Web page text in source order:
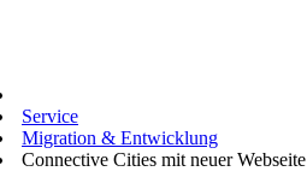
Service
Migration & Entwicklung
Connective Cities mit neuer Webseite